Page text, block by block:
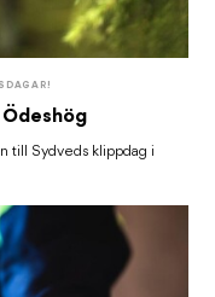
till Sydveds klippdag i